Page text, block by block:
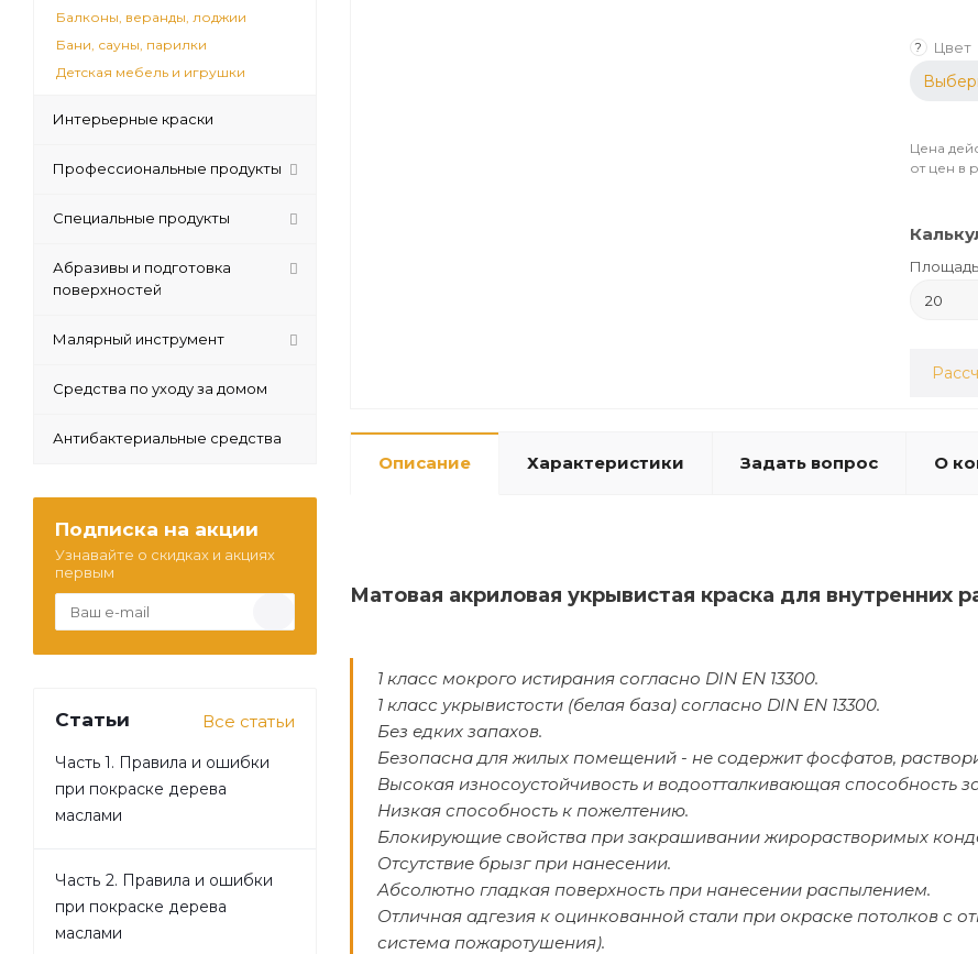
? Цвет
Цена
от цен в
Описание Характеристики Задать вопрос О
Матовая акриловая укрывистая краска для внутренних
1 класс мокрого истирания согласно DIN EN 13300.
1 класс укрывистости (белая база) согласно DIN EN 13300.
Без едких запахов.
Безопасна для жилых помещений - не содержит фосфатов,
Высокая износоустойчивость и водоотталкивающая способность
Низкая способность к пожелтению.
Блокирующие свойства при закрашивании жирорастворимых
Отсутствие брызг при нанесении.
Абсолютно гладкая поверхность при нанесении распылением.
Отличная адгезия к оцинкованной стали при окраске потолков с
система пожаротушения).
Балконы, веранды, лоджии
Бани, сауны, парилки
Детская мебель и игрушки
Интерьерные краски
Профессиональные продукты
Специальные продукты
Абразивы и подготовка
поверхностей
Малярный инструмент
Средства по уходу за домом
Антибактериальные средства
Подписка на акции
Узнавайте о скидках и акциях
первым
Статьи Все статьи
Часть 1. Правила и ошибки
при покраске дерева
маслами
Часть 2. Правила и ошибки
при покраске дерева
маслами